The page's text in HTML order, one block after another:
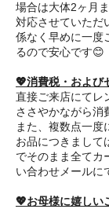
場合は大体2ヶ月
対応させていただ
係なく早めに一度
るので安心です😊
💖消費税・および
直接ご来店にてレ
ささやかながら消
また、複数点一度
お品につきまして
でそのまま全てカ
い合わせメールに
💖お母様に嬉しい